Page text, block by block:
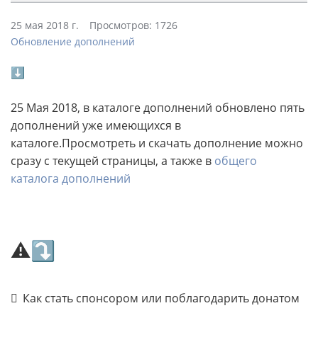
25 мая 2018 г.
Просмотров: 1726
Обновление дополнений
⬇
25 Мая 2018, в каталоге дополнений обновлено пять
дополнений уже имеющихся в
каталоге.Просмотреть и скачать дополнение можно
сразу с текущей страницы, а также в общего
каталога дополнений
⚠⤵
Как стать спонсором или поблагодарить донатом